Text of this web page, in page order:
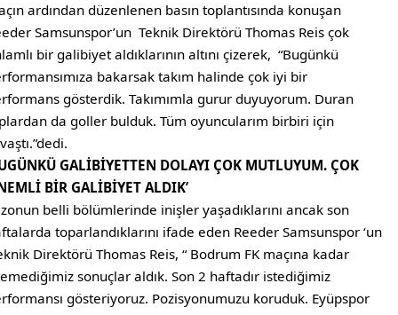
ardından düzenlenen basın toplantısında konuşan
Samsunspor’un Teknik Direktörü Thomas Reis çok
bir galibiyet aldıklarının altını çizerek, “Bugünkü
bakarsak takım halinde çok iyi bir
gösterdik. Takımımla gurur duyuyorum. Duran
da goller bulduk. Tüm oyuncularım birbiri için
GALİBİYETTEN DOLAYI ÇOK MUTLUYUM. ÇOK
BİR GALİBİYET ALDIK’
belli bölümlerinde inişler yaşadıklarını ancak son
toparlandıklarını ifade eden Reeder Samsunspor ‘un
Direktörü Thomas Reis, “ Bodrum FK maçına kadar
sonuçlar aldık. Son 2 haftadır istediğimiz
gösteriyoruz. Pozisyonumuzu koruduk. Eyüpspor